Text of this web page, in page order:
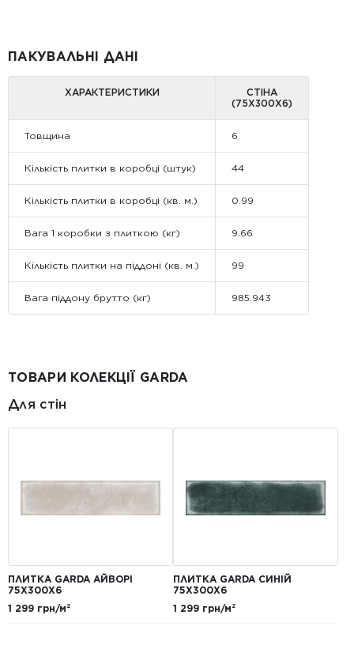
ПАКУВАЛЬНІ ДАНІ
ХАРАКТЕРИСТИКИ
СТІНА
(75X300X6)
Товщина 6
Кількість плитки в коробці (штук) 44
Кількість плитки в коробці (кв. м.) 0.99
Вага 1 коробки з плиткою (кг) 9.66
Кількість плитки на піддоні (кв. м.) 99
Вага піддону брутто (кг) 985.943
ТОВАРИ КОЛЕКЦІЇ GARDA
Для стін
ПЛИТКА GARDA АЙВОРІ
75X300X6
1 299 грн/м²
ПЛИТКА GARDA СИНІЙ
75X300X6
1 299 грн/м²